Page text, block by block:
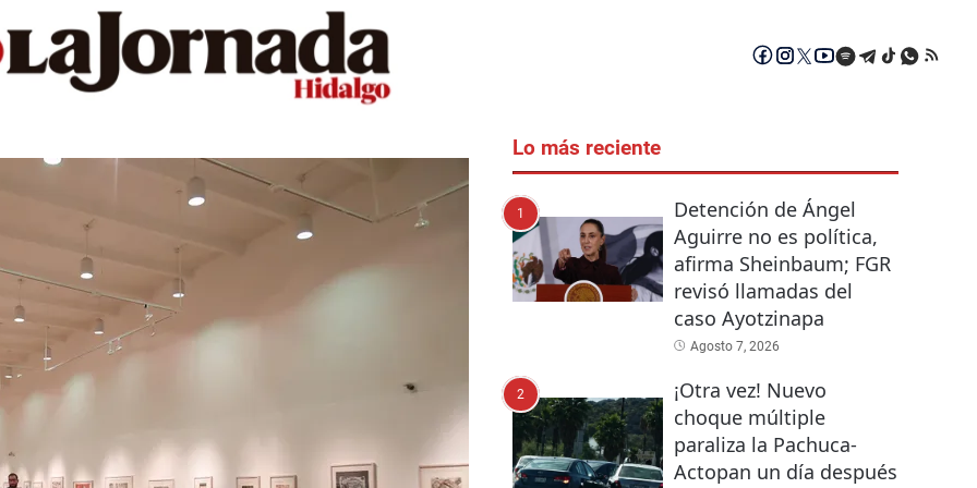
Lo más reciente
1
Detención de Ángel
Aguirre no es política,
afirma Sheinbaum; FGR
revisó llamadas del
caso Ayotzinapa
Agosto 7, 2026
2
¡Otra vez! Nuevo
choque múltiple
paraliza la Pachuca-
Actopan un día después